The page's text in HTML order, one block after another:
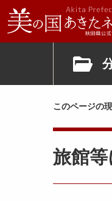
このページの
旅館